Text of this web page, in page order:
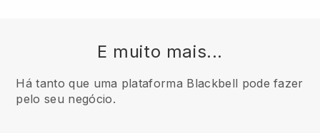
E muito mais...
Há tanto que uma plataforma Blackbell pode fazer
pelo seu negócio.